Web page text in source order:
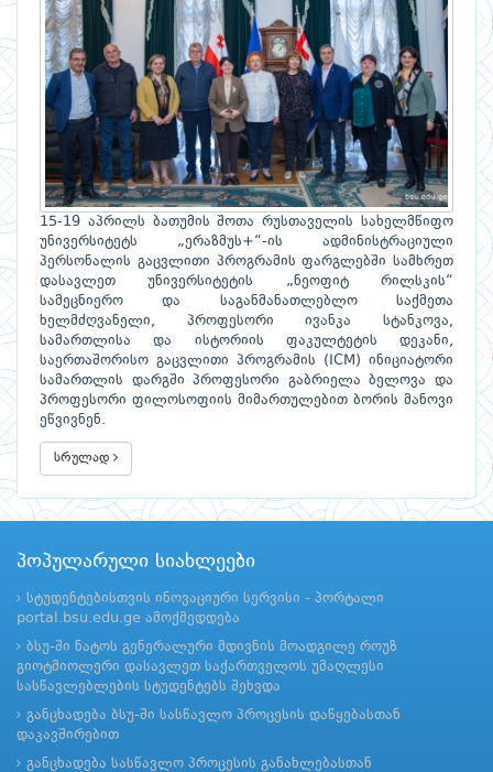
15-19 აპრილს ბათუმის შოთა რუსთაველის სახელმწიფო
უნივერსიტეტს „ერაზმუს+“-ის ადმინისტრაციული
პერსონალის გაცვლითი პროგრამის ფარგლებში სამხრეთ
დასავლეთ უნივერსიტეტის „ნეოფიტ რილსკის“
სამეცნიერო და საგანმანათლებლო საქმეთა
ხელმძღვანელი, პროფესორი ივანკა სტანკოვა,
სამართლისა და ისტორიის ფაკულტეტის დეკანი,
საერთაშორისო გაცვლითი პროგრამის (ICM) ინიციატორი
სამართლის დარგში პროფესორი გაბრიელა ბელოვა და
პროფესორი ფილოსოფიის მიმართულებით ბორის მანოვი
ეწვივნენ.
სრულად
პოპულარული სიახლეები
სტუდენტებისთვის ინოვაციური სერვისი - პორტალი
portal.bsu.edu.ge ამოქმედდება
ბსუ-ში ნატოს გენერალური მდივნის მოადგილე როუზ
გიოტმიოლერი დასავლეთ საქართველოს უმაღლესი
სასწავლებლების სტუდენტებს შეხვდა
განცხადება ბსუ-ში სასწავლო პროცესის დაწყებასთან
დაკავშირებით
განცხადება სასწავლო პროცესის განახლებასთან